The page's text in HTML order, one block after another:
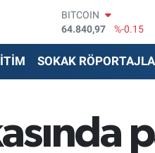
BITCOIN
64.840,97
%-0.15
DOLAR
47,7436
%0.18
64,4811
GRAM ALTIN
6660.55
%0
SOKAK